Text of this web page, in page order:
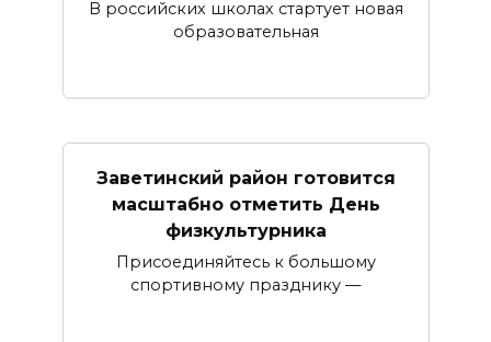
В российских школах стартует новая
образовательная
Заветинский район готовится
масштабно отметить День
физкультурника
Присоединяйтесь к большому
спортивному празднику —